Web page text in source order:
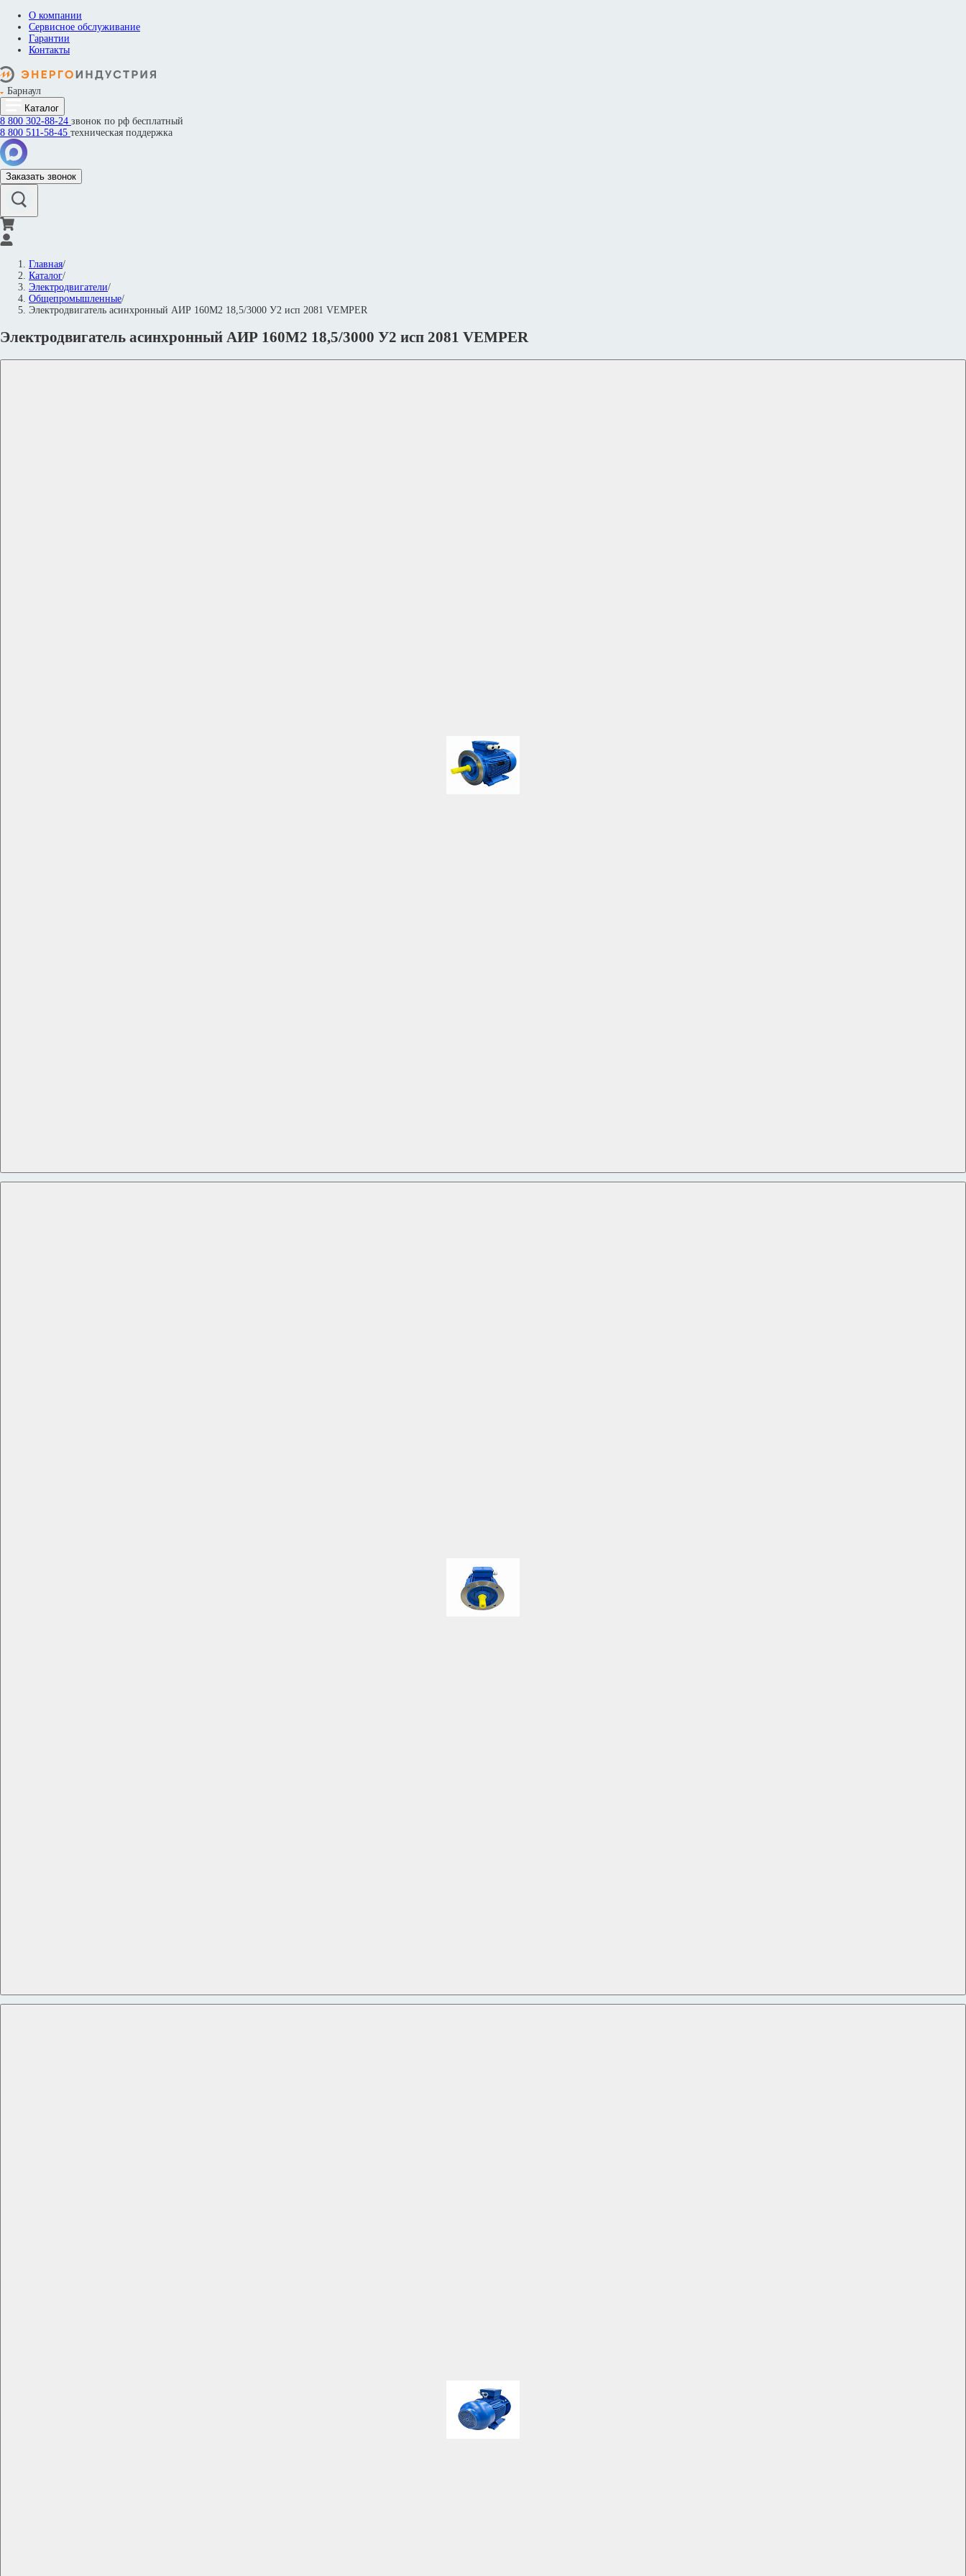
О компании
Сервисное обслуживание
Гарантии
Контакты
Барнаул
Каталог
8 800 302-88-24 звонок по рф бесплатный
8 800 511-58-45 техническая поддержка
Заказать звонок
Главная/
Каталог/
Электродвигатели/
Общепромышленные/
Электродвигатель асинхронный АИР 160M2 18,5/3000 У2 исп 2081 VEMPER
Электродвигатель асинхронный АИР 160M2 18,5/3000 У2 исп 2081 VEMPER